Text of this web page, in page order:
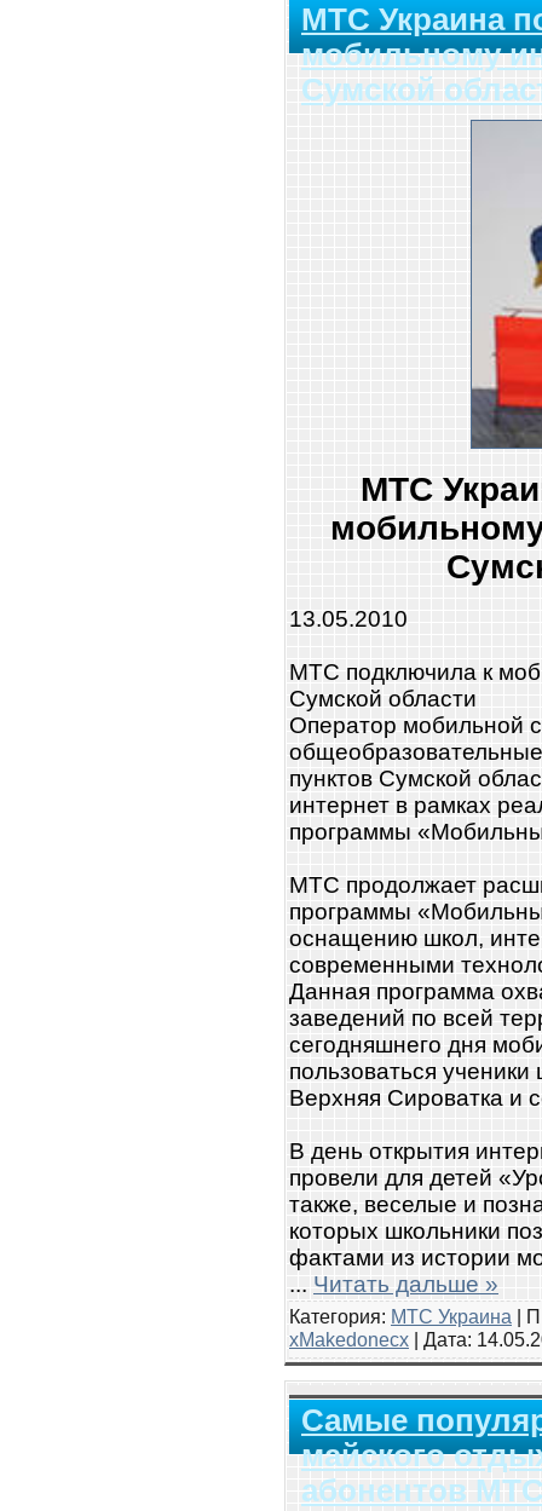
МТС Украина
мобильному
Cумской
МТС
13.05.2010
МТС подключила к
Cумской области
Оператор мобильной
пунктов Сумской
интернет в рамках
программы
МТС продолжает
программы
оснащению школ,
современными
Данная программа
заведений по всей
сегодняшнего дня
пользоваться
Верхняя Сироватка и
В день открытия
провели для детей
также, веселые и
которых школьники
фактами из истории
... Читать дальше »
Категория: МТС Украина |
xMakedonecx | Дата:
Самые
майского
абонентов